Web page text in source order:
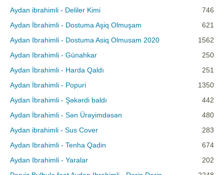
Aydan ibrahimli - Deliler Kimi
746
Aydan İbrahimli - Dostuma Aşiq Olmuşam
621
Aydan Ibrahimli - Dostuma Asiq Olmusam 2020
1562
Aydan Ibrahimli - Günahkar
250
Aydan İbrahimli - Harda Qaldı
251
Aydan İbrahimli - Popuri
1350
Aydan İbrahimli - Şəkərdi baldı
442
Aydan İbrahimli - Sən Ürəyimdəsən
480
Aydan ibrahimli - Sus Cover
283
Aydan Ibrahimli - Tenha Qadin
674
Aydan Ibrahimli - Yaralar
202